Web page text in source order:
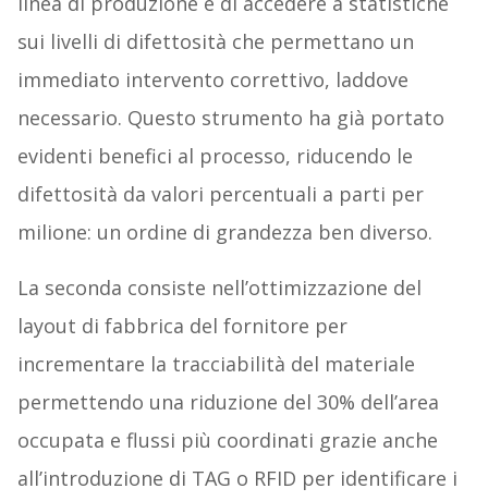
sui livelli di difettosità che permettano un
immediato intervento correttivo, laddove
necessario. Questo strumento ha già portato
evidenti benefici al processo, riducendo le
difettosità da valori percentuali a parti per
milione: un ordine di grandezza ben diverso.
La seconda consiste nell’ottimizzazione del
layout di fabbrica del fornitore per
incrementare la tracciabilità del materiale
permettendo una riduzione del 30% dell’area
occupata e flussi più coordinati grazie anche
all’introduzione di TAG o RFID per identificare i